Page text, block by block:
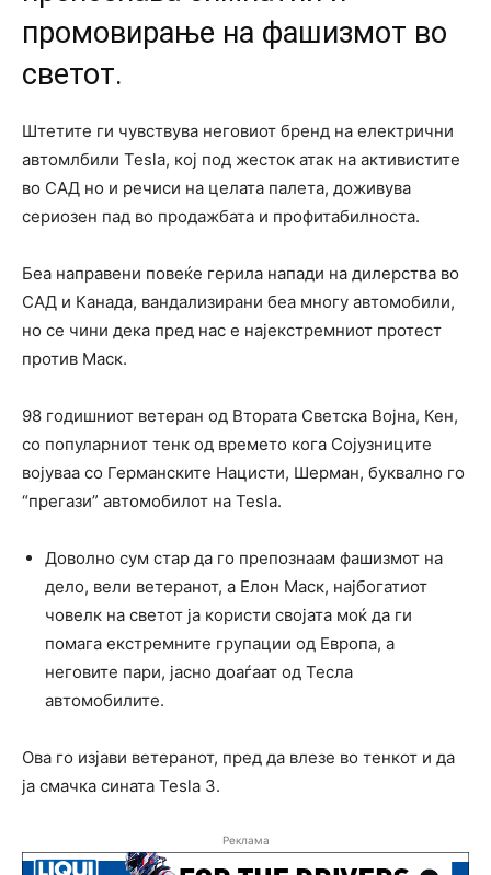
промовирање на фашизмот во
светот.
Штетите ги чувствува неговиот бренд на електрични
автомлбили Tesla, кој под жесток атак на активистите
во САД но и речиси на целата палета, доживува
сериозен пад во продажбата и профитабилноста.
Беа направени повеќе герила напади на дилерства во
САД и Канада, вандализирани беа многу автомобили,
но се чини дека пред нас е најекстремниот протест
против Маск.
98 годишниот ветеран од Втората Светска Војна, Кен,
со популарниот тенк од времето кога Сојузниците
војуваа со Германските Нацисти, Шерман, буквално го
“прегази” aвтомобилот на Tesla.
Доволно сум стар да го препознаам фашизмот на
дело, вели ветеранот, а Елон Маск, најбогатиот
човелк на светот ја користи својата моќ да ги
помага екстремните групации од Европа, а
неговите пари, јасно доаѓаат од Тесла
автомобилите.
Ова го изјави ветеранот, пред да влезе во тенкот и да
ја смачка сината Tesla 3.
Реклама